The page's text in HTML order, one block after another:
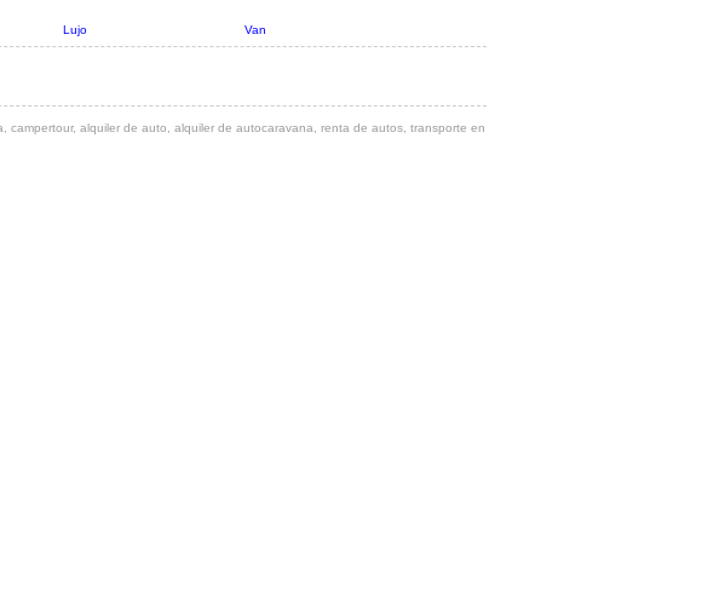
Lujo Van
alquiler de auto, alquiler de autocaravana, renta de autos, transporte en